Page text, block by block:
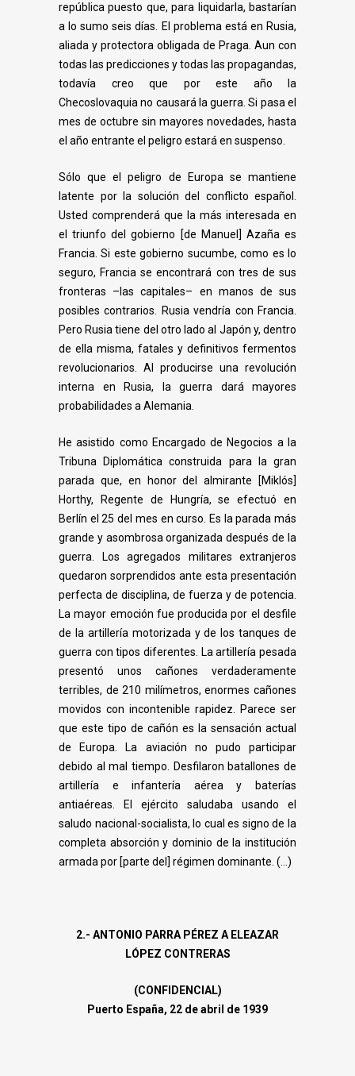
república puesto que, para liquidarla, bastarían
a lo sumo seis días. El problema está en Rusia,
aliada y protectora obligada de Praga. Aun con
todas las predicciones y todas las propagandas,
todavía creo que por este año la
Checoslovaquia no causará la guerra. Si pasa el
mes de octubre sin mayores novedades, hasta
el año entrante el peligro estará en suspenso.
Sólo que el peligro de Europa se mantiene
latente por la solución del conflicto español.
Usted comprenderá que la más interesada en
el triunfo del gobierno [de Manuel] Azaña es
Francia. Si este gobierno sucumbe, como es lo
seguro, Francia se encontrará con tres de sus
fronteras –las capitales– en manos de sus
posibles contrarios. Rusia vendría con Francia.
Pero Rusia tiene del otro lado al Japón y, dentro
de ella misma, fatales y definitivos fermentos
revolucionarios. Al producirse una revolución
interna en Rusia, la guerra dará mayores
probabilidades a Alemania.
He asistido como Encargado de Negocios a la
Tribuna Diplomática construida para
la gran
parada que, en honor del almirante [Miklós]
Horthy, Regente de Hungría, se efectuó en
Berlín el 25 del mes en curso. Es la parada más
grande y asombrosa organizada despuésde la
guerra. Los agregados militares extranjeros
quedaron sorprendidos ante esta presentación
perfecta de disciplina, de fuerza y de potencia.
La mayor emoción fueproducida por el desfile
de la artillería motorizada y de los tanques de
guerra con tipos diferentes. La artillería pesada
presentó unos cañones verdaderamente
terribles, de 210 milímetros, enormes cañones
movidos con incontenible rapidez. Parece ser
que este tipo de cañón es la sensación actual
de Europa. La aviación no pudo participar
debido al mal tiempo. Desfilaron batallones de
artillería e infantería aérea y baterías
antiaéreas.
El ejército saludaba usando el
saludo nacional-socialista, lo cual es signo de la
completa absorción y dominio de la institución
armada por [parte del] régimen dominante. (…)
2.- ANTONIO PARRA PÉREZ A ELEAZAR
LÓPEZ CONTRERAS
(CONFIDENCIAL)
Puerto España, 22 de abril de 1939